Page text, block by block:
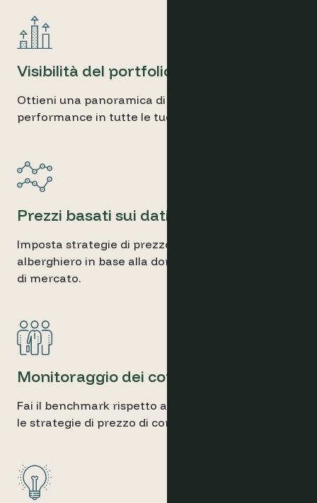
Visibilità del portfolio
Ottieni una panoramica di alto livello dei trend di
performance in tutte le tue strutture.
Prezzi basati sui dati
Imposta strategie di prezzo per tutto il portfolio
alberghiero in base alla domanda e alle condizioni
di mercato.
Monitoraggio dei competitor
Fai il benchmark rispetto ai competitor e imposta
le strategie di prezzo di conseguenza.